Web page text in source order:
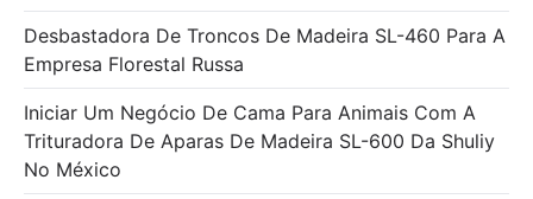
Desbastadora De Troncos De Madeira SL-460 Para A
Empresa Florestal Russa
Iniciar Um Negócio De Cama Para Animais Com A
Trituradora De Aparas De Madeira SL-600 Da Shuliy
No México